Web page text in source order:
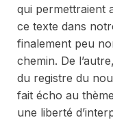
qui permettraient
ce texte dans
finalement peu
chemin. De
du registre du
fait écho au
une liberté